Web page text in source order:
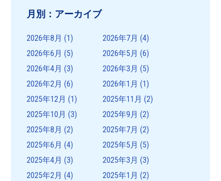
月別：アーカイブ
2026年8月 (1) 2026年7月 (4)
2026年6月 (5) 2026年5月 (6)
2026年4月 (3) 2026年3月 (5)
2026年2月 (6) 2026年1月 (1)
2025年12月 (1) 2025年11月 (2)
2025年10月 (3) 2025年9月 (2)
2025年8月 (2) 2025年7月 (2)
2025年6月 (4) 2025年5月 (5)
2025年4月 (3) 2025年3月 (3)
2025年2月 (4) 2025年1月 (2)